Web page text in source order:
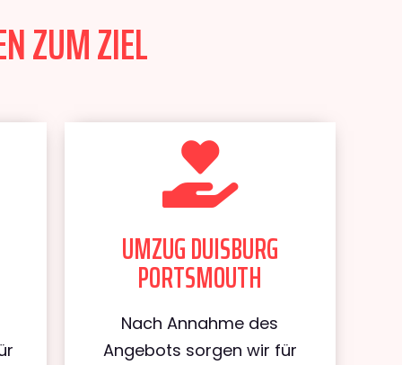
ZUM ZIEL
UMZUG DUISBURG
PORTSMOUTH
Nach Annahme des
Angebots sorgen wir für